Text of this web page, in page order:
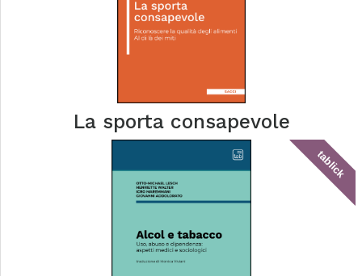
La sporta consapevole
tablick